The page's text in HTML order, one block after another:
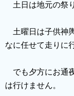
土日は地元の祭
土曜日は子供神
なに任せて走りに
でも夕方にお通
は行けません。